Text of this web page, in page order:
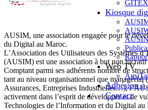
Kiosque
Web TV
Adhésion
Contact
AUSIM, une association engagée pour le
du Digital au Maroc.
L’Association des Utilisateurs des Systèmes
(AUSIM) est une association à but non lucratif
Comptant parmi ses adhérents nombre de
tant au niveau organisationnel que managérial
Assurances, Entreprises Industrielles…),
activement dans l’esprit de développer et de
Technologies de l’Information et du Digital au